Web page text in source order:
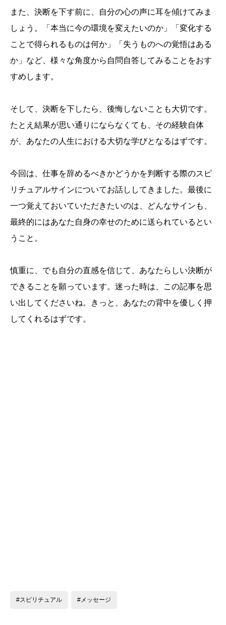
また、決断を下す前に、自分の心の声に耳を傾けてみま
しょう。「本当に今の環境を変えたいのか」「変化する
ことで得られるものは何か」「失うものへの覚悟はある
か」など、様々な角度から自問自答してみることをおす
すめします。
そして、決断を下したら、後悔しないことも大切です。
たとえ結果が思い通りにならなくても、その経験自体
が、あなたの人生における大切な学びとなるはずです。
今回は、仕事を辞めるべきかどうかを判断する際のスピ
リチュアルサインについてお話ししてきました。最後に
一つ覚えておいていただきたいのは、どんなサインも、
最終的にはあなた自身の幸せのために送られているとい
うこと。
慎重に、でも自分の直感を信じて、あなたらしい決断が
できることを願っています。迷った時は、この記事を思
い出してくださいね。きっと、あなたの背中を優しく押
してくれるはずです。
#スピリチュアル #メッセージ